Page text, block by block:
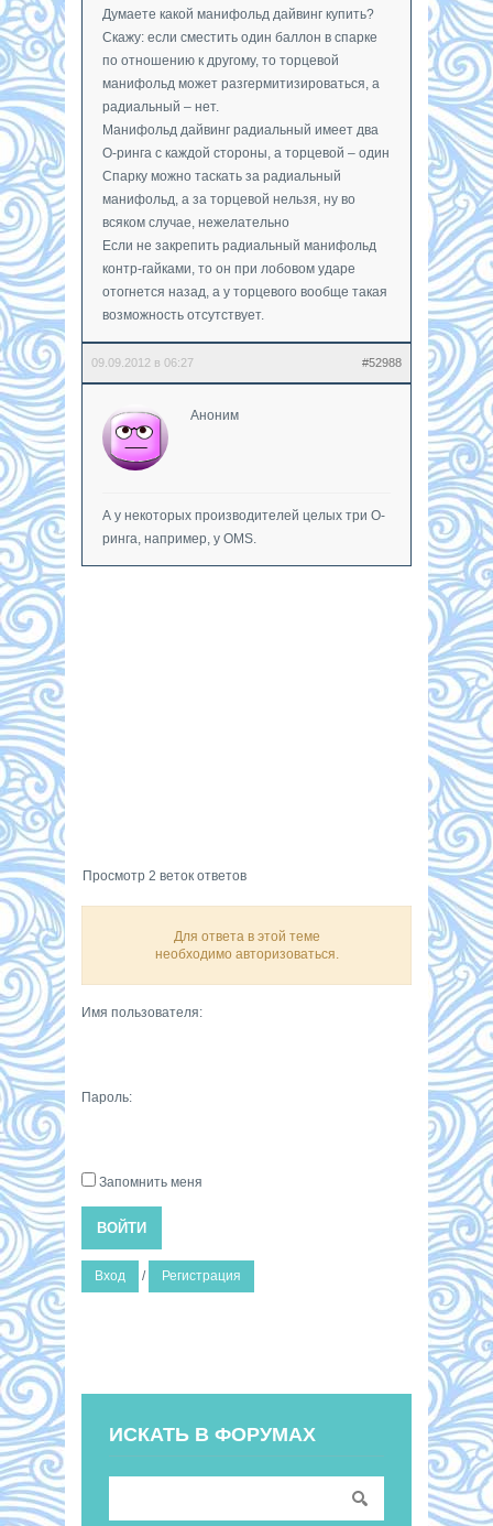
Думаете какой манифольд дайвинг купить?
Скажу: если сместить один баллон в спарке
по отношению к другому, то торцевой
манифольд может разгермитизироваться, а
радиальный – нет.
Манифольд дайвинг радиальный имеет два
О-ринга с каждой стороны, а торцевой – один
Спарку можно таскать за радиальный
манифольд, а за торцевой нельзя, ну во
всяком случае, нежелательно
Если не закрепить радиальный манифольд
контр-гайками, то он при лобовом ударе
отогнется назад, а у торцевого вообще такая
возможность отсутствует.
09.09.2012 в 06:27 #52988
Аноним
А у некоторых производителей целых три О-
ринга, например, у OMS.
Просмотр 2 веток ответов
Для ответа в этой теме
необходимо авторизоваться.
Имя пользователя:
Пароль:
Запомнить меня
ВОЙТИ
Вход / Регистрация
ИСКАТЬ В ФОРУМАХ